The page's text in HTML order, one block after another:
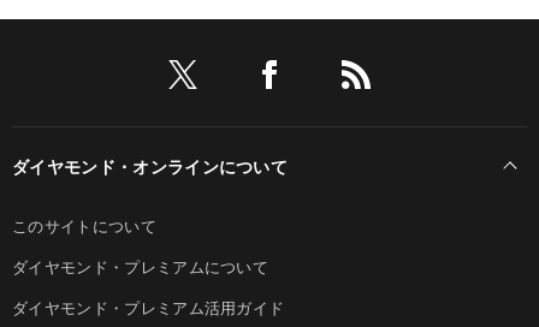
ダイヤモンド・オンラインについて
このサイトについて
ダイヤモンド・プレミアムについて
ダイヤモンド・プレミアム活用ガイド